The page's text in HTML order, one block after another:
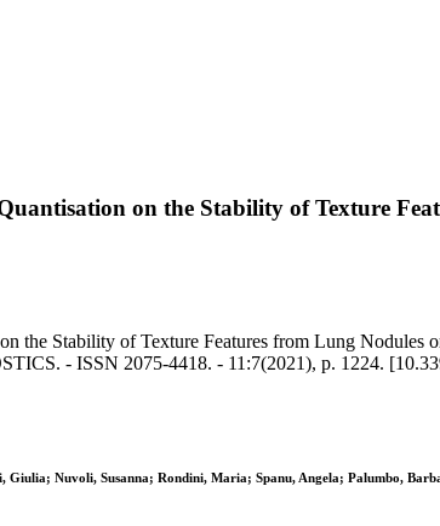
on the Stability of Texture
the Stability of Texture Features from Lung
- ISSN 2075-4418. - 11:7(2021), p. 1224.
Nuvoli, Susanna; Rondini, Maria; Spanu, Angela; Palumbo,